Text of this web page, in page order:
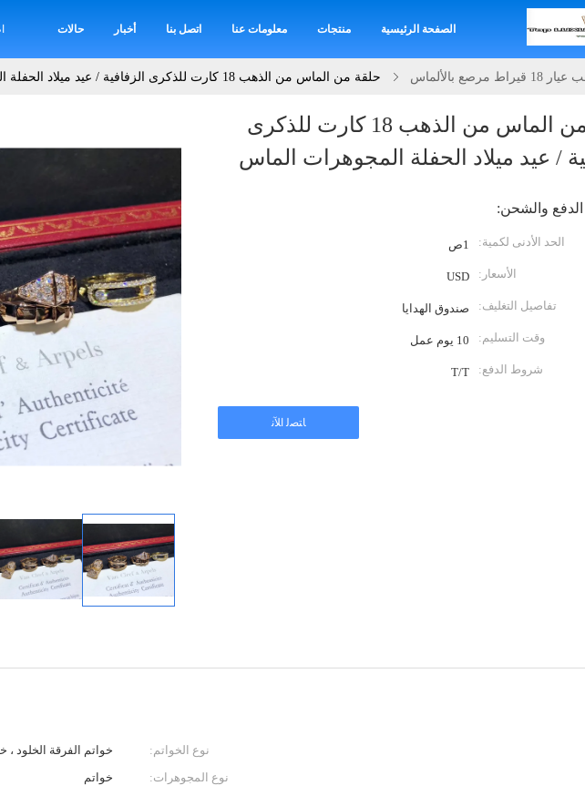
الصفحة الرئيسية منتجات معلومات عنا اتصل بنا أخبار حالات
بالألماس حلقة من الماس من الذهب 18 كارت للذكرى الزفافية / عيد ميلاد الحفلة المجوهرات الماس
حلقة من الماس من الذهب 18 كارت للذكرى
/ عيد ميلاد الحفلة المجوهرات الماس
والشحن:
الحد الأدنى لكمية: 1ص
الأسعار: USD
تفاصيل التغليف: صندوق الهدايا
وقت التسليم: 10 يوم عمل
شروط الدفع: T/T
ﺎﺘﺼﻟ ﺍﻶﻧ
نوع الخواتم:
خواتم الفرقة الخلود ،
نوع المجوهرات:
خواتم